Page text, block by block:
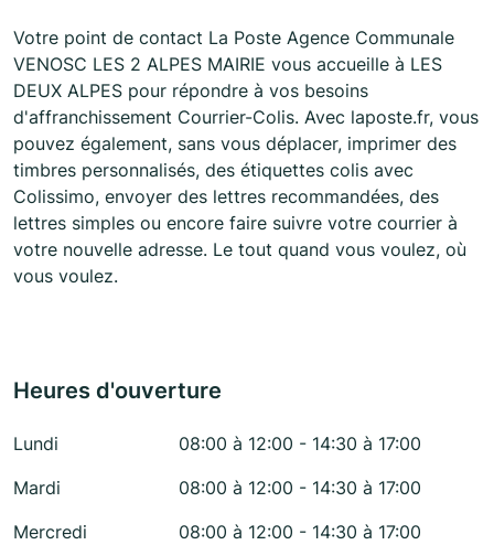
Votre point de contact La Poste Agence Communale
VENOSC LES 2 ALPES MAIRIE vous accueille à LES
DEUX ALPES pour répondre à vos besoins
d'affranchissement Courrier-Colis. Avec laposte.fr, vous
pouvez également, sans vous déplacer, imprimer des
timbres personnalisés, des étiquettes colis avec
Colissimo, envoyer des lettres recommandées, des
lettres simples ou encore faire suivre votre courrier à
votre nouvelle adresse. Le tout quand vous voulez, où
vous voulez.
Heures d'ouverture
Lundi
08:00 à 12:00 - 14:30 à 17:00
Mardi
08:00 à 12:00 - 14:30 à 17:00
Mercredi
08:00 à 12:00 - 14:30 à 17:00